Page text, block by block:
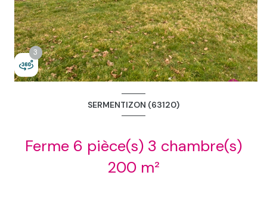
+11
3
3
SERMENTIZON (63120)
Ferme 6 pièce(s) 3 chambre(s)
200 m²